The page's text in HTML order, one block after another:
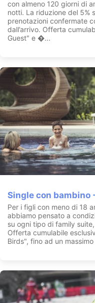
con almeno 120 giorni di
notti. La riduzione del 5%
prenotazioni confermate
dall’arrivo. Offerta
Guest" e �...
Single con bambino
Per i figli con meno di 18
abbiamo pensato a
su ogni tipo di family
Offerta cumulabile
Birds", fino ad un